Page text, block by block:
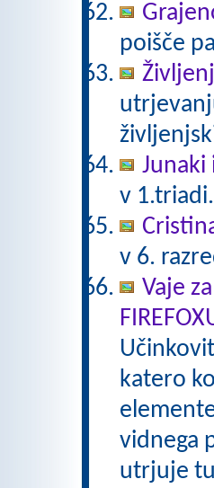
poišče
Junaki
v
v 6.
Vaje
katero
vidnega
utrjuje